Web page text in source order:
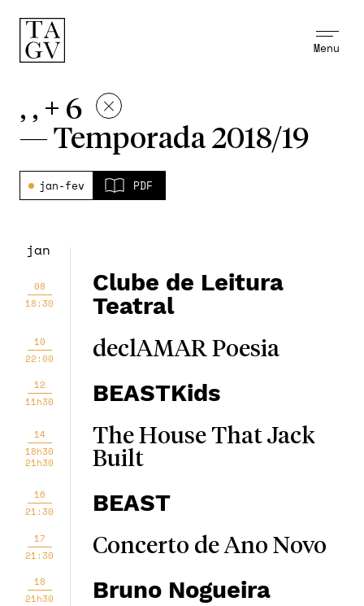
Menu
, , + 6
— Temporada 2018/19
jan-fev PDF
jan
08
18:30
Clube de Leitura
Teatral
10
22:00
declAMAR Poesia
12
11h30
BEASTKids
14
18h30
21h30
The House That Jack
Built
16
21:30
BEAST
17
21:30
Concerto de Ano Novo
18
21h30
Bruno Nogueira